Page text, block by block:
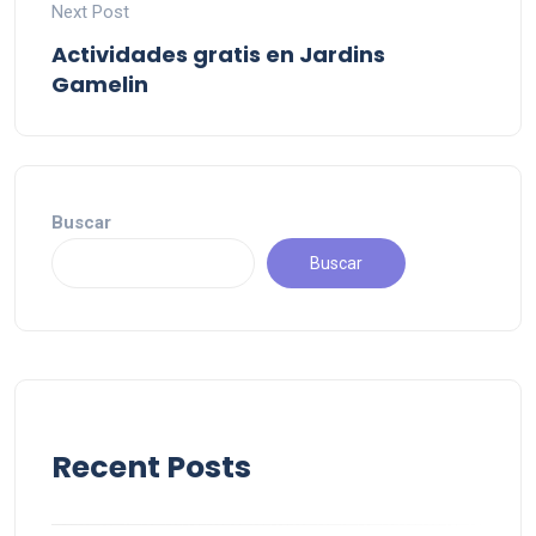
Next Post
Actividades gratis en Jardins
Gamelin
Buscar
Buscar
Recent Posts